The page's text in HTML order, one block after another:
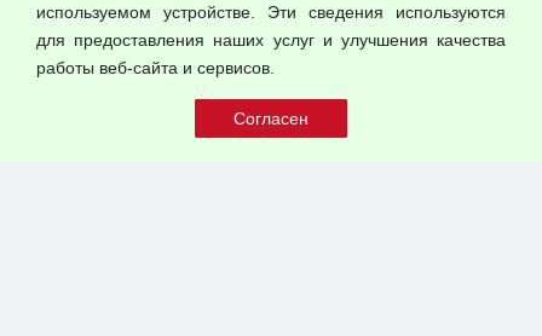
© 2026 ООО "Феникс"
используемом устройстве. Эти сведения используются
для предоставления наших услуг и улучшения качества
работы веб-сайта и сервисов.